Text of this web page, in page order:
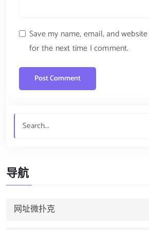
Save my name, email, and
for the next time I comment.
导航
网址微扑克